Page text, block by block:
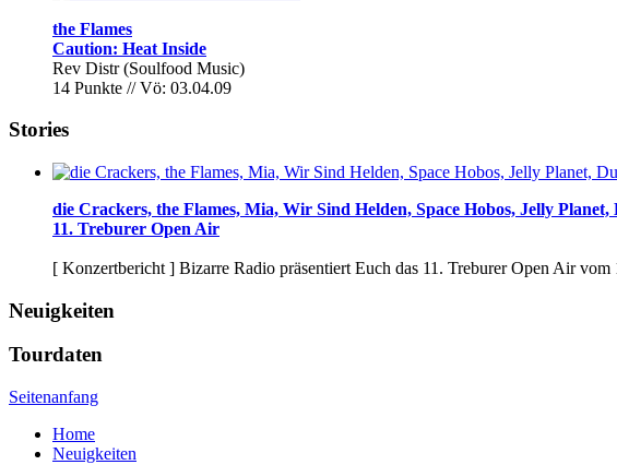
the Flames
Caution: Heat Inside
Rev Distr (Soulfood Music)
14 Punkte // Vö: 03.04.09
Stories
die Crackers, the Flames, Mia, Wir Sind Helden, Space Hobos, Jelly
11. Treburer Open Air
[ Konzertbericht ] Bizarre Radio präsentiert Euch das 11. Treburer Open Air
Neuigkeiten
Tourdaten
Seitenanfang
Home
Neuigkeiten